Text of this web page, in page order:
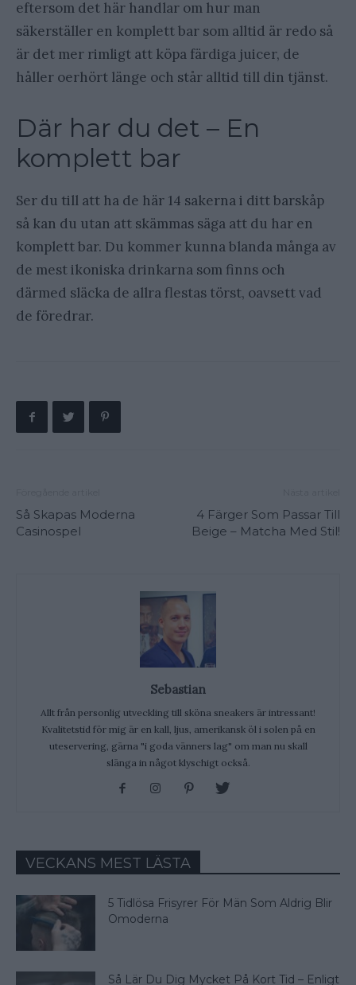
eftersom det här handlar om hur man
säkerställer en komplett bar som alltid är redo så
är det mer rimligt att köpa färdiga juicer, de
håller oerhört länge och står alltid till din tjänst.
Där har du det – En
komplett bar
Ser du till att ha de här 14 sakerna i ditt barskåp
så kan du utan att skämmas säga att du har en
komplett bar. Du kommer kunna blanda många av
de mest ikoniska drinkarna som finns och
därmed släcka de allra flestas törst, oavsett vad
de föredrar.
Så Skapas Moderna
Casinospel
4 Färger Som Passar Till
Beige – Matcha Med Stil!
Sebastian
Allt från personlig utveckling till sköna sneakers är intressant!
Kvalitetstid för mig är en kall, ljus, amerikansk öl i solen på en
uteservering, gärna "i goda vänners lag" om man nu skall
slänga in något klyschigt också.
VECKANS MEST LÄSTA
5 Tidlösa Frisyrer För Män Som Aldrig Blir
Omoderna
Så Lär Du Dig Mycket På Kort Tid – Enligt